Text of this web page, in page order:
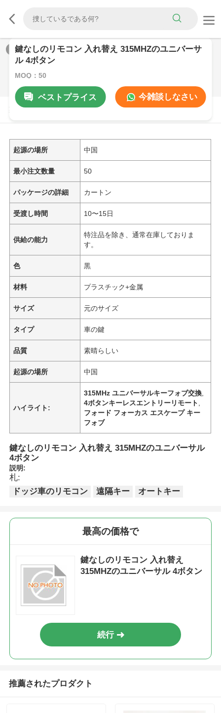
/0
鍵なしのリモコン 入れ替え 315MHZのユニバーサ
ル 4ボタン
MOQ：50
ベストプライス
今雑談しなさい
製品の説明
起源の場所 中国
最小注文数量 50
パッケージの詳細 カートン
受渡し時間 10〜15日
供給の能力
特注品を除き、通常在庫しておりま
す。
色 黒
材料 プラスチック+金属
サイズ 元のサイズ
タイプ 車の鍵
品質 素晴らしい
起源の場所 中国
ハイライト:
315MHz ユニバーサルキーフォブ交換
4ボタンキーレスエントリーリモート
フォード フォーカス エスケープ キー
フォブ
鍵なしのリモコン 入れ替え 315MHZのユニバーサル
4ボタン
説明:
札:
ドッジ車のリモコン
遠隔キー オートキー
最高の価格で
鍵なしのリモコン 入れ替え
315MHZのユニバーサル 4ボタン
続行
推薦されたプロダクト